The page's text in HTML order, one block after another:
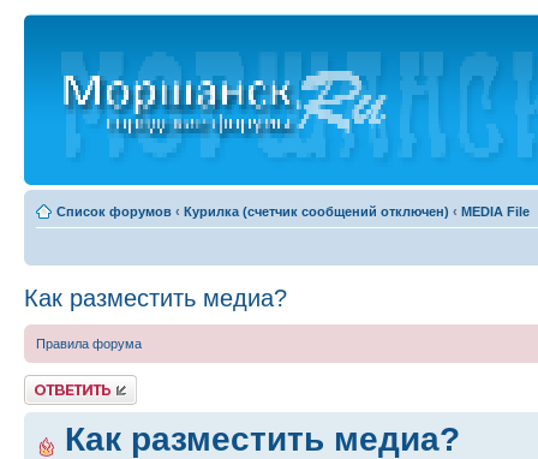
Список форумов ‹ Курилка (счетчик сообщений отключен) ‹ MEDIA File
Как разместить медиа?
Правила форума
Ответить
Как разместить медиа?